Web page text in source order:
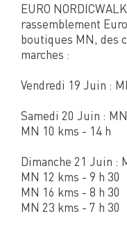
EURO
rassemblement
boutiques MN, des
marches :
Vendredi 19 Juin :
Samedi 20 Juin :
MN 10 kms - 14 h
Dimanche 21 Juin :
MN 12 kms - 9 h 30
MN 16 kms - 8 h 30
MN 23 kms - 7 h 30